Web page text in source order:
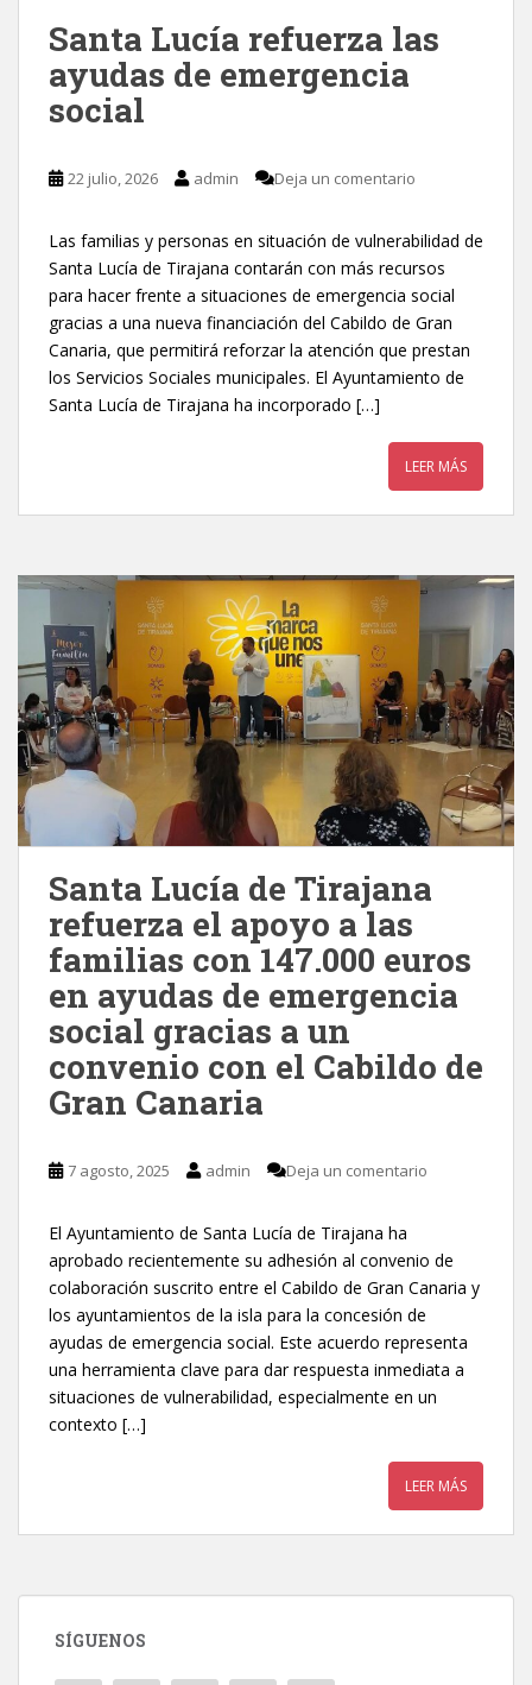
Santa Lucía refuerza las
ayudas de emergencia
social
22 julio, 2026 admin Deja un comentario
Las familias y personas en situación de vulnerabilidad de
Santa Lucía de Tirajana contarán con más recursos
para hacer frente a situaciones de emergencia social
gracias a una nueva financiación del Cabildo de Gran
Canaria, que permitirá reforzar la atención que prestan
los Servicios Sociales municipales. El Ayuntamiento de
Santa Lucía de Tirajana ha incorporado […]
LEER MÁS
Santa Lucía de Tirajana
refuerza el apoyo a las
familias con 147.000 euros
en ayudas de emergencia
social gracias a un
convenio con el Cabildo de
Gran Canaria
7 agosto, 2025 admin Deja un comentario
El Ayuntamiento de Santa Lucía de Tirajana ha
aprobado recientemente su adhesión al convenio de
colaboración suscrito entre el Cabildo de Gran Canaria y
los ayuntamientos de la isla para la concesión de
ayudas de emergencia social. Este acuerdo representa
una herramienta clave para dar respuesta inmediata a
situaciones de vulnerabilidad, especialmente en un
contexto […]
LEER MÁS
SÍGUENOS